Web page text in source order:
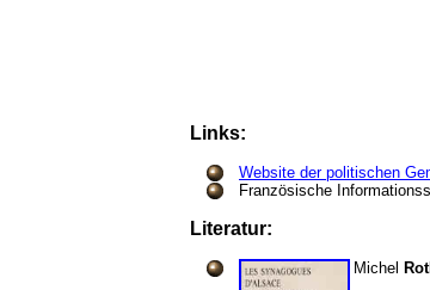
Links:
Website der politischen
Französische
Literatur:
Michel